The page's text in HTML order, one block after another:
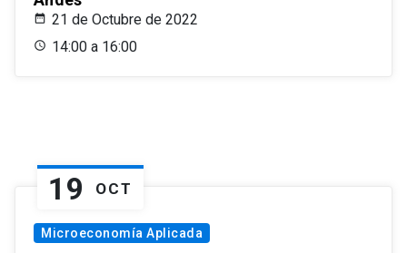
21 de Octubre de 2022
14:00 a 16:00
19 OCT
Microeconomía Aplicada